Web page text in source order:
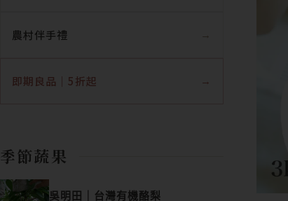
農村伴手禮
即期良品｜5折起
季節蔬果
吳明田｜台灣有機酪梨